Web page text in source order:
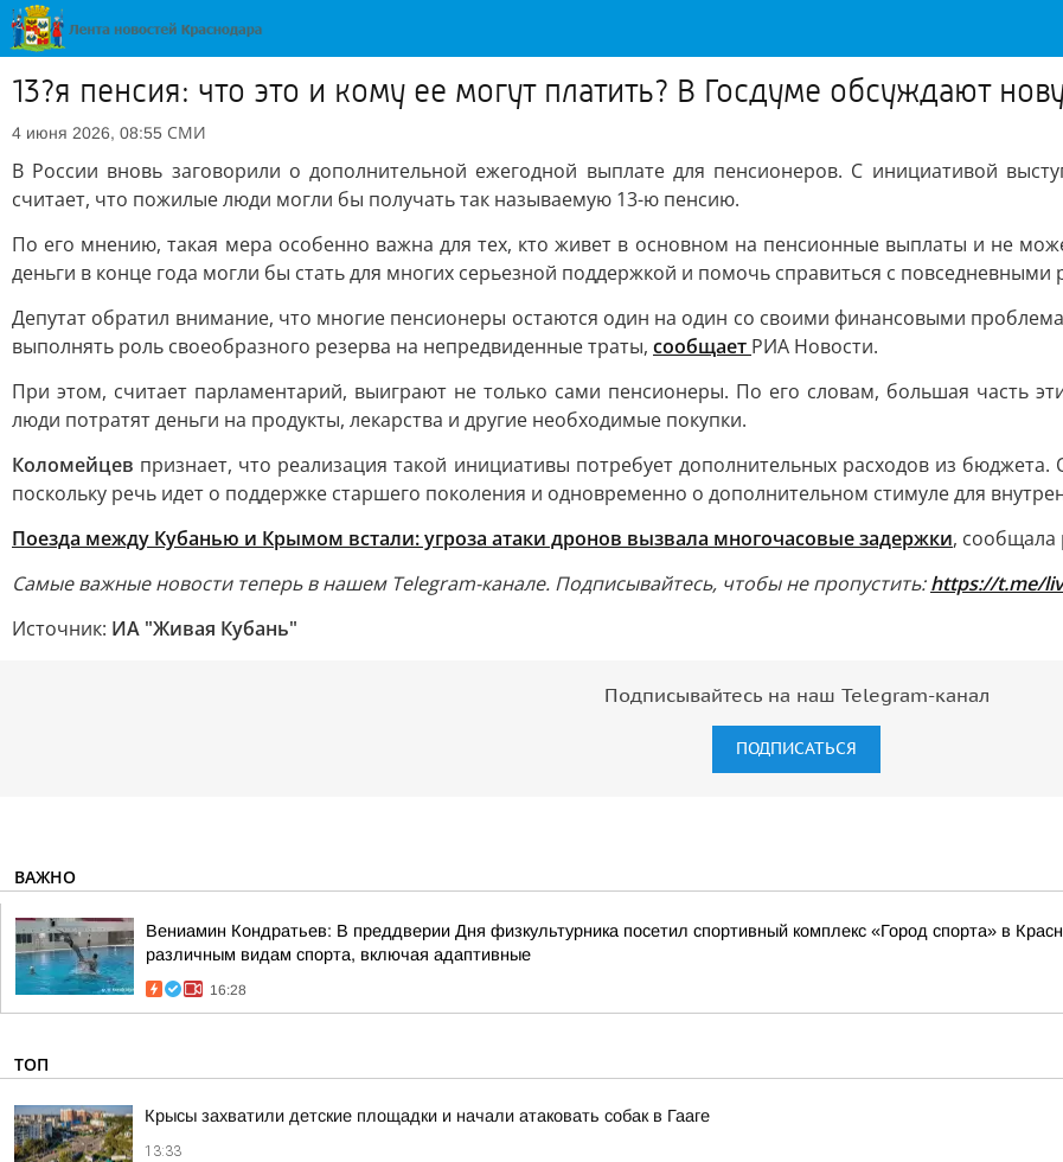
13?я пенсия: что это и кому ее могут платить? В Госдуме обсуждают
4 июня 2026, 08:55 СМИ
В России вновь заговорили о дополнительной ежегодной выплате для пенсионеров. С инициативой
считает, что пожилые люди могли бы получать так называемую 13-ю пенсию.
По его мнению, такая мера особенно важна для тех, кто живет в основном на пенсионные выплаты и не
деньги в конце года могли бы стать для многих серьезной поддержкой и помочь справиться с повседневными
Депутат обратил внимание, что многие пенсионеры остаются один на один со своими финансовыми
выполнять роль своеобразного резерва на непредвиденные траты, сообщает РИА Новости.
При этом, считает парламентарий, выиграют не только сами пенсионеры. По его словам, большая часть
люди потратят деньги на продукты, лекарства и другие необходимые покупки.
Коломейцев признает, что реализация такой инициативы потребует дополнительных расходов из
поскольку речь идет о поддержке старшего поколения и одновременно о дополнительном стимуле для
Поезда между Кубанью и Крымом встали: угроза атаки дронов вызвала многочасовые задержки, сообщала
Самые важные новости теперь в нашем Telegram-канале. Подписывайтесь, чтобы не пропустить:https://t.me/
Источник: ИА "Живая Кубань"
Подписывайтесь на наш Telegram-канал
ПОДПИСАТЬСЯ
ВАЖНО
Вениамин Кондратьев: В преддверии Дня физкультурника посетил спортивный комплекс «Город спорта» в
различным видам спорта, включая адаптивные
16:28
ТОП
Крысы захватили детские площадки и начали атаковать собак в Гааге
13:33